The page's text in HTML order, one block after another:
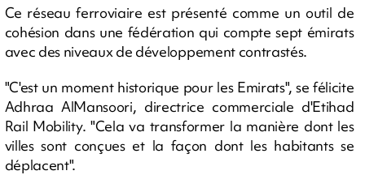
Ce réseau ferroviaire est présenté comme un outil de
cohésion dans une fédération qui compte sept émirats
avec des niveaux de développement contrastés.
"C'est un moment historique pour les Emirats", se félicite
Adhraa AlMansoori, directrice commerciale d'Etihad
Rail Mobility. "Cela va transformer la manière dont les
villes sont conçues et la façon dont les habitants se
déplacent".